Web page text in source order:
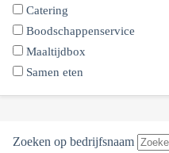
Catering
Boodschappenservice
Maaltijdbox
Samen eten
Zoeken op bedrijfsnaam